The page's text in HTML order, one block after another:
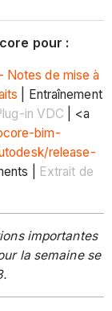
pour :
Notes de mise à
| Entraînement
in VDC | <a
bim-
release-
|
Extrait de
importantes
la semaine se